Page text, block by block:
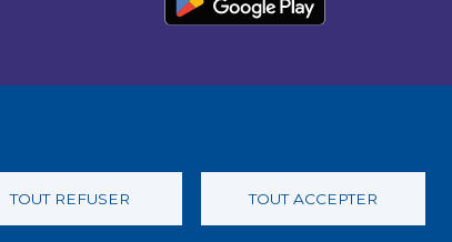
TOUT REFUSER TOUT ACCEPTER